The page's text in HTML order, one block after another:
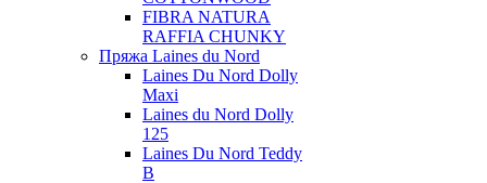
FIBRA NATURA
RAFFIA CHUNKY
Пряжа Laines du Nord
Laines Du Nord Dolly
Maxi
Laines du Nord Dolly
125
Laines Du Nord Teddy
B